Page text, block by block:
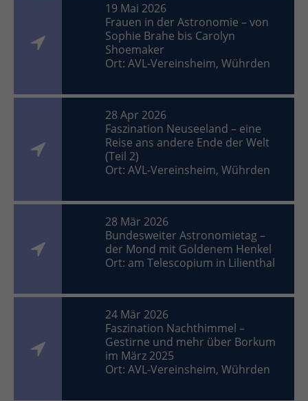
19 Mai 2026
Frauen in der Astronomie – von
Sophie Brahe bis Carolyn
Shoemaker
Ort: AVL-Vereinsheim, Wührden
28 Apr 2026
Faszination Neuseeland – eine
Reise ans andere Ende der Welt
(Teil 2)
Ort: AVL-Vereinsheim, Wührden
28 Mär 2026
Bundesweiter Astronomietag –
der Mond mit Goldenem Henkel
Ort: am Telescopium in Lilienthal
24 Mär 2026
Faszination Nachthimmel –
Gestirne und mehr über Borkum
im März 2025
Ort: AVL-Vereinsheim, Wührden